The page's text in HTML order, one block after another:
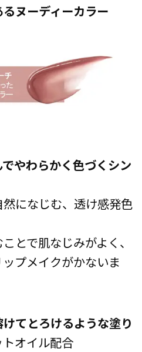
ヌーディーカラー
やわらかく色づくシン
になじむ、透け感発色
とで肌なじみがよく、
プメイクがかないま
てとろけるような塗り
オイル配合